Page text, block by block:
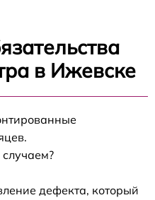
в Ижевске
дефекта, который